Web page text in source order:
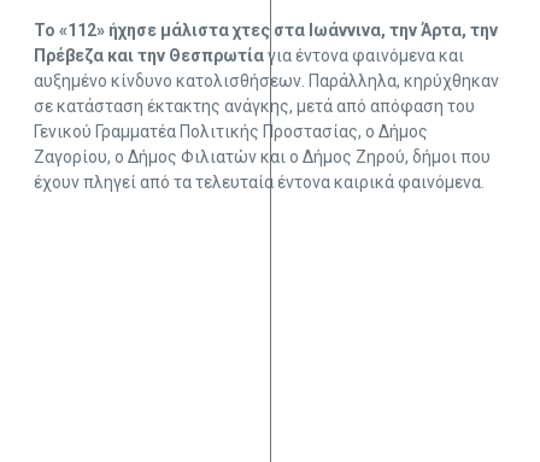
Το «112» ήχησε μάλιστα χτες στα Ιωάννινα, την Άρτα, την
Πρέβεζα και την Θεσπρωτίαγια έντονα φαινόμενα και
αυξημένο κίνδυνο κατολισθήσεων. Παράλληλα, κηρύχθηκαν
σε κατάσταση έκτακτης ανάγκης, μετά από απόφαση του
Γενικού Γραμματέα Πολιτικής Προστασίας, ο Δήμος
Ζαγορίου, ο Δήμος Φιλιατών και ο Δήμος Ζηρού, δήμοι που
έχουν πληγεί από τα τελευταία έντονα καιρικά φαινόμενα.